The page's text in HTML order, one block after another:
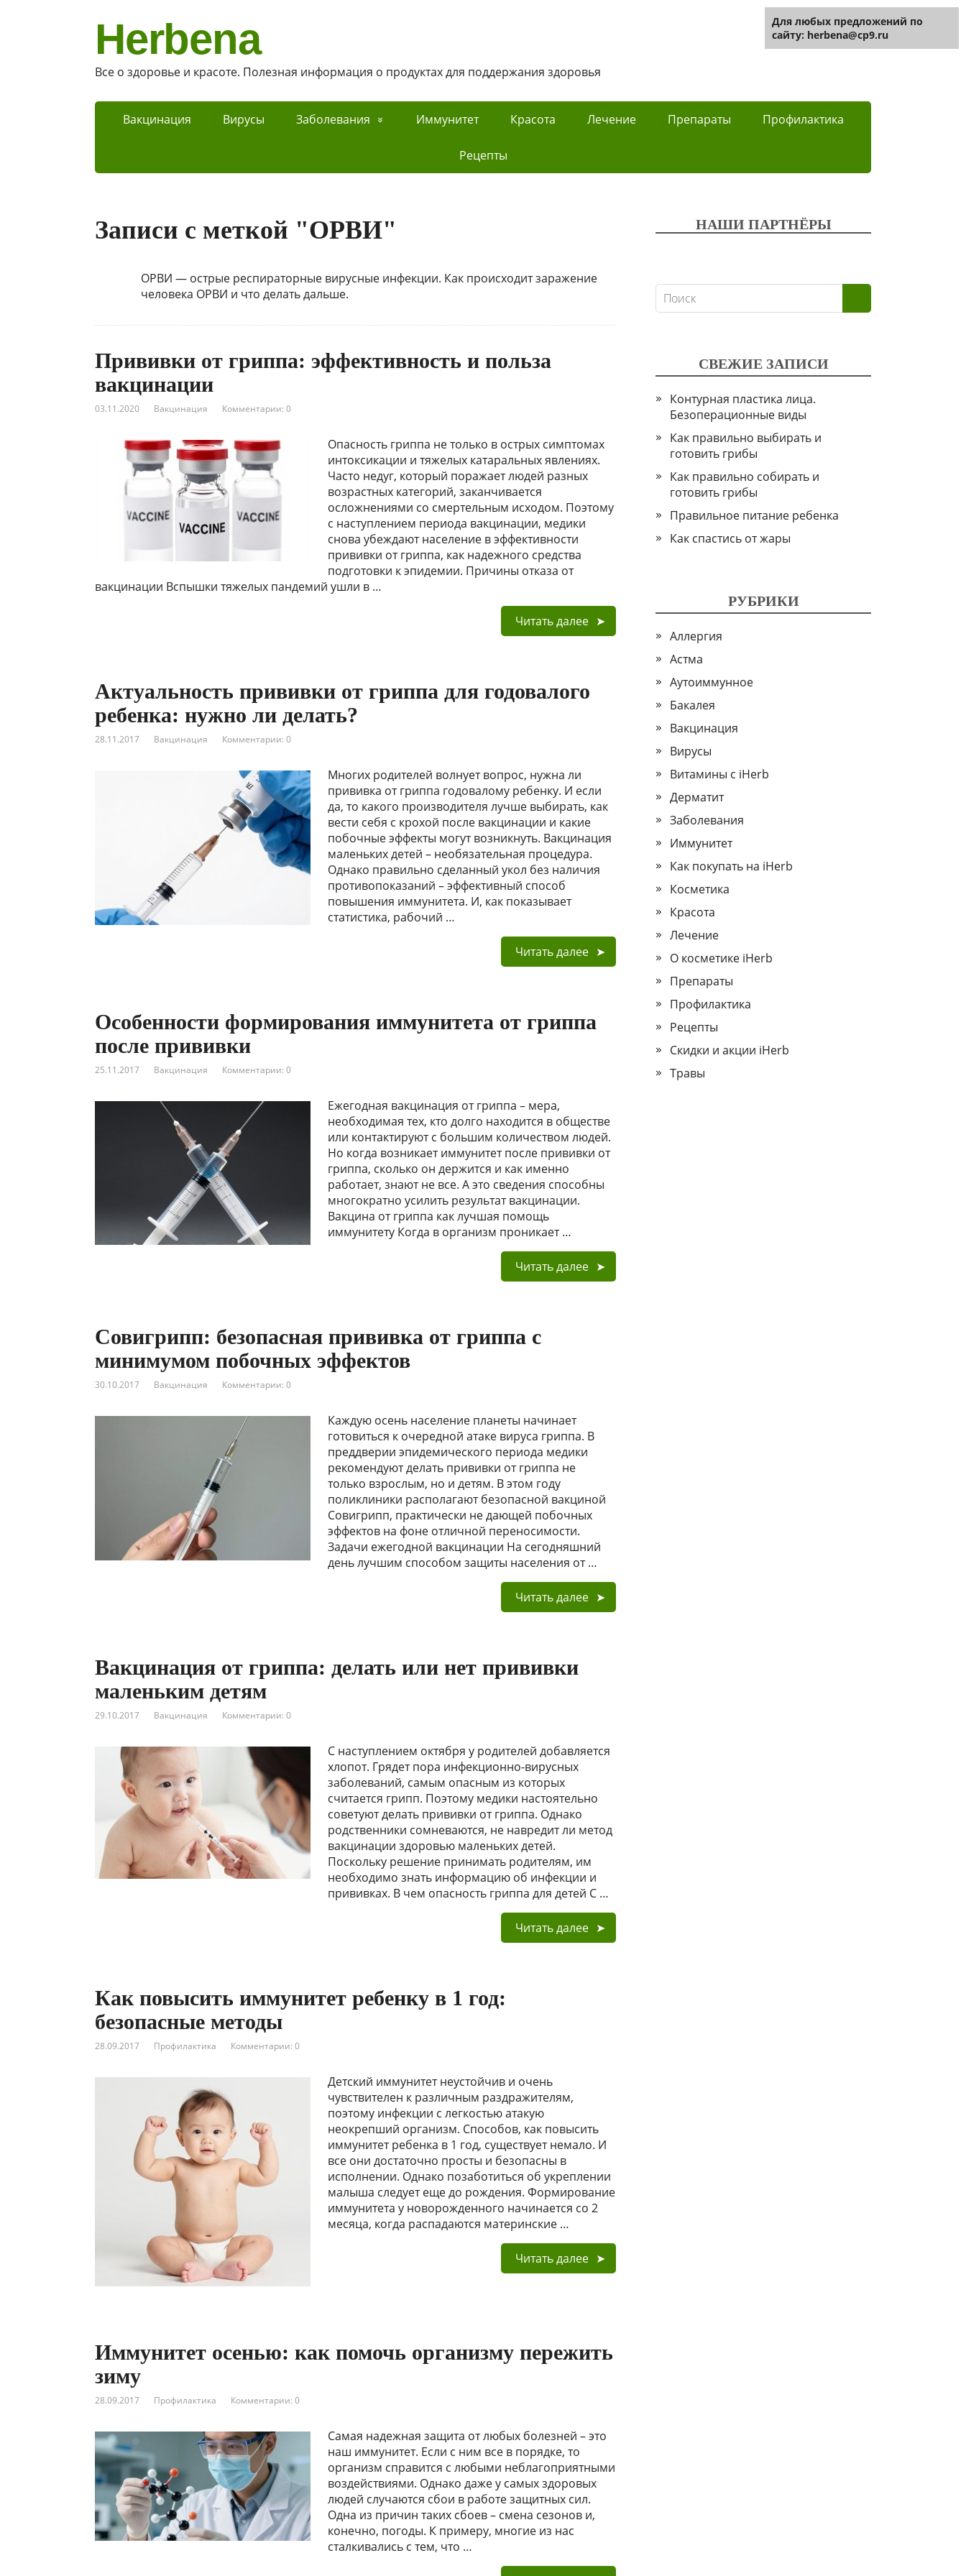
Herbena
Все о здоровье и красоте. Полезная информация о продуктах для поддержания здоровья
Вакцинация Вирусы Заболевания Иммунитет Красота Лечение Препараты Профилактика
Рецепты
Записи с меткой "ОРВИ"
ОРВИ — острые респираторные вирусные инфекции. Как происходит заражение
человека ОРВИ и что делать дальше.
Прививки от гриппа: эффективность и польза
вакцинации
03.11.2020 Вакцинация Комментарии: 0
Опасность гриппа не только в острых симптомах
интоксикации и тяжелых катаральных явлениях.
Часто недуг, который поражает людей разных
возрастных категорий, заканчивается
осложнениями со смертельным исходом. Поэтому
с наступлением периода вакцинации, медики
снова убеждают население в эффективности
прививки от гриппа, как надежного средства
подготовки к эпидемии. Причины отказа от
вакцинации Вспышки тяжелых пандемий ушли в …
Читать далее
Актуальность прививки от гриппа для годовалого
ребенка: нужно ли делать?
28.11.2017 Вакцинация Комментарии: 0
Многих родителей волнует вопрос, нужна ли
прививка от гриппа годовалому ребенку. И если
да, то какого производителя лучше выбирать, как
вести себя с крохой после вакцинации и какие
побочные эффекты могут возникнуть. Вакцинация
маленьких детей – необязательная процедура.
Однако правильно сделанный укол без наличия
противопоказаний – эффективный способ
повышения иммунитета. И, как показывает
статистика, рабочий …
Читать далее
Особенности формирования иммунитета от гриппа
после прививки
25.11.2017 Вакцинация Комментарии: 0
Ежегодная вакцинация от гриппа – мера,
необходимая тех, кто долго находится в обществе
или контактируют с большим количеством людей.
Но когда возникает иммунитет после прививки от
гриппа, сколько он держится и как именно
работает, знают не все. А это сведения способны
многократно усилить результат вакцинации.
Вакцина от гриппа как лучшая помощь
иммунитету Когда в организм проникает …
Читать далее
Совигрипп: безопасная прививка от гриппа с
минимумом побочных эффектов
30.10.2017 Вакцинация Комментарии: 0
Каждую осень население планеты начинает
готовиться к очередной атаке вируса гриппа. В
преддверии эпидемического периода медики
рекомендуют делать прививки от гриппа не
только взрослым, но и детям. В этом году
поликлиники располагают безопасной вакциной
Совигрипп, практически не дающей побочных
эффектов на фоне отличной переносимости.
Задачи ежегодной вакцинации На сегодняшний
день лучшим способом защиты населения от …
Читать далее
Вакцинация от гриппа: делать или нет прививки
маленьким детям
29.10.2017 Вакцинация Комментарии: 0
С наступлением октября у родителей добавляется
хлопот. Грядет пора инфекционно-вирусных
заболеваний, самым опасным из которых
считается грипп. Поэтому медики настоятельно
советуют делать прививки от гриппа. Однако
родственники сомневаются, не навредит ли метод
вакцинации здоровью маленьких детей.
Поскольку решение принимать родителям, им
необходимо знать информацию об инфекции и
прививках. В чем опасность гриппа для детей С …
Читать далее
Как повысить иммунитет ребенку в 1 год:
безопасные методы
28.09.2017 Профилактика Комментарии: 0
Детский иммунитет неустойчив и очень
чувствителен к различным раздражителям,
поэтому инфекции с легкостью атакую
неокрепший организм. Способов, как повысить
иммунитет ребенка в 1 год, существует немало. И
все они достаточно просты и безопасны в
исполнении. Однако позаботиться об укреплении
малыша следует еще до рождения. Формирование
иммунитета у новорожденного начинается со 2
месяца, когда распадаются материнские …
Читать далее
Иммунитет осенью: как помочь организму пережить
зиму
28.09.2017 Профилактика Комментарии: 0
Самая надежная защита от любых болезней – это
наш иммунитет. Если с ним все в порядке, то
организм справится с любыми неблагоприятными
воздействиями. Однако даже у самых здоровых
людей случаются сбои в работе защитных сил.
Одна из причин таких сбоев – смена сезонов и,
конечно, погоды. К примеру, многие из нас
сталкивались с тем, что …
НАШИ ПАРТНЁРЫ
СВЕЖИЕ ЗАПИСИ
Контурная пластика лица.
Безоперационные виды
Как правильно выбирать и
готовить грибы
Как правильно собирать и
готовить грибы
Правильное питание ребенка
Как спастись от жары
РУБРИКИ
Аллергия
Астма
Аутоиммунное
Бакалея
Вакцинация
Вирусы
Витамины с iHerb
Дерматит
Заболевания
Иммунитет
Как покупать на iHerb
Косметика
Красота
Лечение
О косметике iHerb
Препараты
Профилактика
Рецепты
Скидки и акции iHerb
Травы
Для любых предложений по
сайту: herbena@cp9.ru